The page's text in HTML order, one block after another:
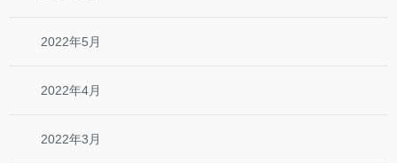
2022年5月
2022年4月
2022年3月